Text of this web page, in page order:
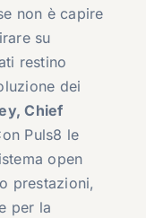
non è capire
su
restino
dei
Chief
Puls8 le
open
prestazioni,
per la